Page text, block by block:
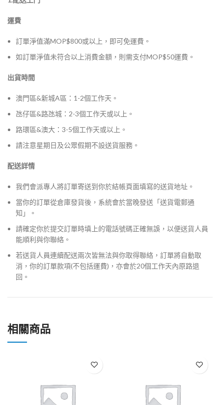
運費
訂單淨值滿MOP$800或以上，即可免運費。
如訂單淨值未符合以上消費金額，則需支付MOP$50運費。
出貨時間
澳門區&新城A區：1-2個工作天。
氹仔區&路氹城：2-3個工作天或以上。
路環區&澳大：3-5個工作天或以上。
請注意星期日及公眾假期不設送貨服務。
配送詳情
我們會派專人將訂單寄送到你於結帳頁面填寫的送貨地址。
當你的訂單從倉庫發貨後，系統會於當晚發送「送貨電郵通
知」。
請確定你於提交訂單時填上的電話號碼正確無誤，以便送貨人員
能順利與你聯絡。
若送貨人員連續配送兩次皆無法與你取得聯絡，訂單將自動取
消，你的訂單款項(不包括運費)，亦會於20個工作天內原路退
回。
相關商品